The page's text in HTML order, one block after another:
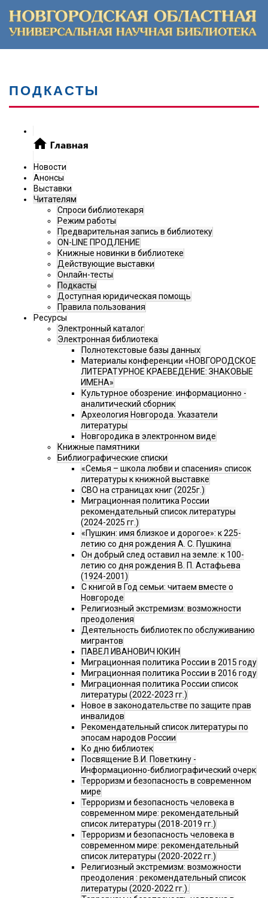
ПОДКАСТЫ
Новости
Анонсы
Выставки
Читателям
Спроси библиотекаря
Режим работы
Предварительная запись в библиотеку
ON-LINE ПРОДЛЕНИЕ
Книжные новинки в библиотеке
Действующие выставки
Онлайн-тесты
Подкасты
Доступная юридическая помощь
Правила пользования
Ресурсы
Электронный каталог
Электронная библиотека
Полнотекстовые базы данных
Материалы конференции «НОВГОРОДСКОЕ
ЛИТЕРАТУРНОЕ КРАЕВЕДЕНИЕ: ЗНАКОВЫЕ
ИМЕНА»
Культурное обозрение: информационно -
аналитический сборник
Археология Новгорода. Указатели
литературы
Новгородика в электронном виде
Книжные памятники
Библиографические списки
«Семья – школа любви и спасения» список
литературы к книжной выставке
СВО на страницах книг (2025г.)
Миграционная политика России
рекомендательный список литературы
(2024-2025 гг.)
«Пушкин: имя близкое и дорогое»: к 225-
летию со дня рождения А. С. Пушкина
Он добрый след оставил на земле: к 100-
летию со дня рождения В. П. Астафьева
(1924-2001)
С книгой в Год семьи: читаем вместе о
Новгороде
Религиозный экстремизм: возможности
преодоления
Деятельность библиотек по обслуживанию
мигрантов
ПАВЕЛ ИВАНОВИЧ ЮКИН
Миграционная политика России в 2015 году
Миграционная политика России в 2016 году
Миграционная политика России список
литературы (2022-2023 гг.)
Новое в законодательстве по защите прав
инвалидов
Рекомендательный список литературы по
эпосам народов России
Ко дню библиотек
Посвящение В.И. Поветкину -
Информационно-библиографический очерк
Терроризм и безопасность в современном
мире
Терроризм и безопасность человека в
современном мире: рекомендательный
список литературы (2018-2019 гг.)
Терроризм и безопасность человека в
современном мире: рекомендательный
список литературы (2020-2022 гг.)
Религиозный экстремизм: возможности
преодоления : рекомендательный список
литературы (2020-2022 гг.).